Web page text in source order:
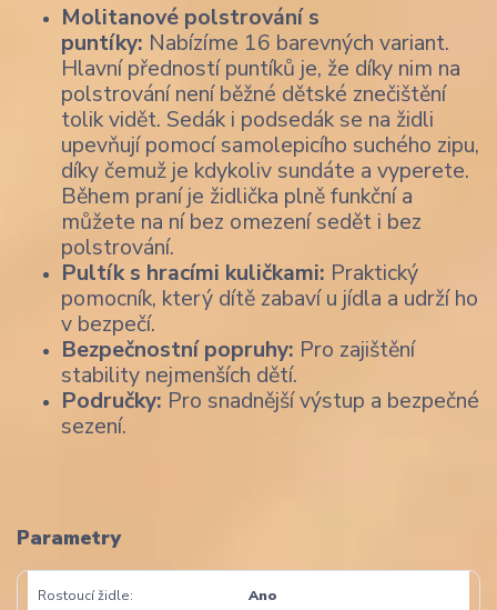
Molitanové polstrování s
puntíky: Nabízíme 16 barevných variant.
Hlavní předností puntíků je, že díky nim na
polstrování není běžné dětské znečištění
tolik vidět. Sedák i podsedák se na židli
upevňují pomocí samolepicího suchého zipu,
díky čemuž je kdykoliv sundáte a vyperete.
Během praní je židlička plně funkční a
můžete na ní bez omezení sedět i bez
polstrování.
Pultík s hracími kuličkami: Praktický
pomocník, který dítě zabaví u jídla a udrží ho
v bezpečí.
Bezpečnostní popruhy: Pro zajištění
stability nejmenších dětí.
Područky: Pro snadnější výstup a bezpečné
sezení.
Parametry
Rostoucí židle Ano